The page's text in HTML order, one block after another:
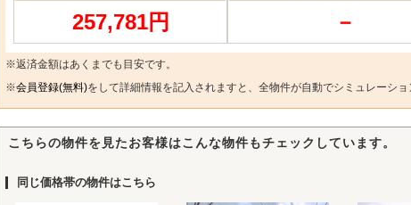
257,781円 －
※返済金額はあくまでも目安です。
※会員登録(無料)をして詳細情報を記入されますと、全物件が自動でシミュレーショ
こちらの物件を見たお客様はこんな物件もチェックしています。
同じ価格帯の物件はこちら